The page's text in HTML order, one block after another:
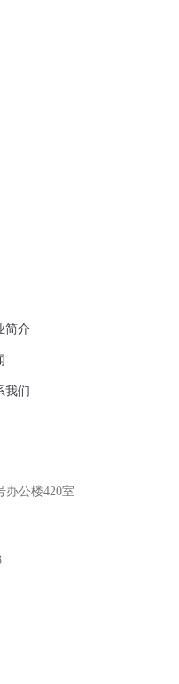
简介
我们
办公楼420室